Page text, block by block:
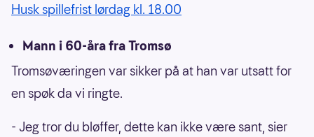
Husk spillefrist lørdag kl. 18.00
Mann i 60-åra fra Tromsø
Tromsøværingen var sikker på at han var utsatt for
en spøk da vi ringte.
- Jeg tror du bløffer, dette kan ikke være sant, sier